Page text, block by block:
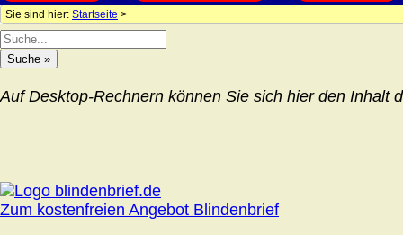
Sie sind hier: Startseite >
Auf Desktop-Rechnern können Sie sich hier den Inhalt
Zum kostenfreien Angebot Blindenbrief